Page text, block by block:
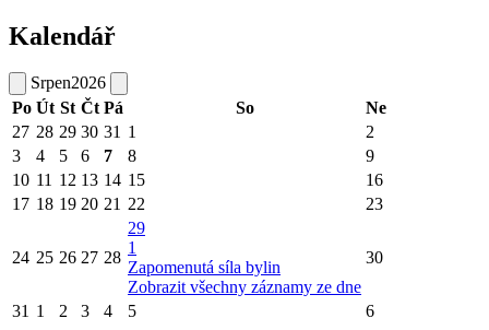
Kalendář
Srpen2026
Po Út St Čt Pá So
Ne
27 28 29 30 31 1
2
3
4 5 6 7 8
9
10 11 12 13 14 15
16
17 18 19 20 21 22 23
24 25 26 27 28
29
1
Zapomenutá síla bylin
Zobrazit všechny záznamy ze dne
30
31 1 2 3 4 5 6